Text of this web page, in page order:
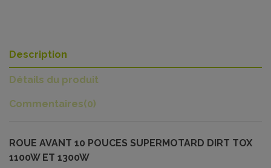
Description
Détails du produit
Commentaires(0)
ROUE AVANT 10 POUCES SUPERMOTARD DIRT TOX
1100W ET 1300W